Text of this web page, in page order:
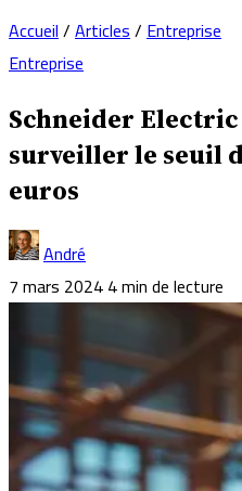
Accueil/Articles/Entreprise
Entreprise
Schneider
surveiller le seuil
euros
André
7 mars 20244 min de lecture